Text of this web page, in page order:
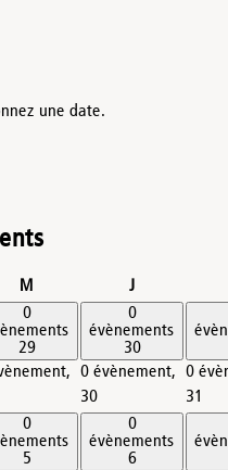
une date.
M Jjeudi
0
29
0
évènements
30
0 évènement,
30
0
31
0
5
0
évènements
6